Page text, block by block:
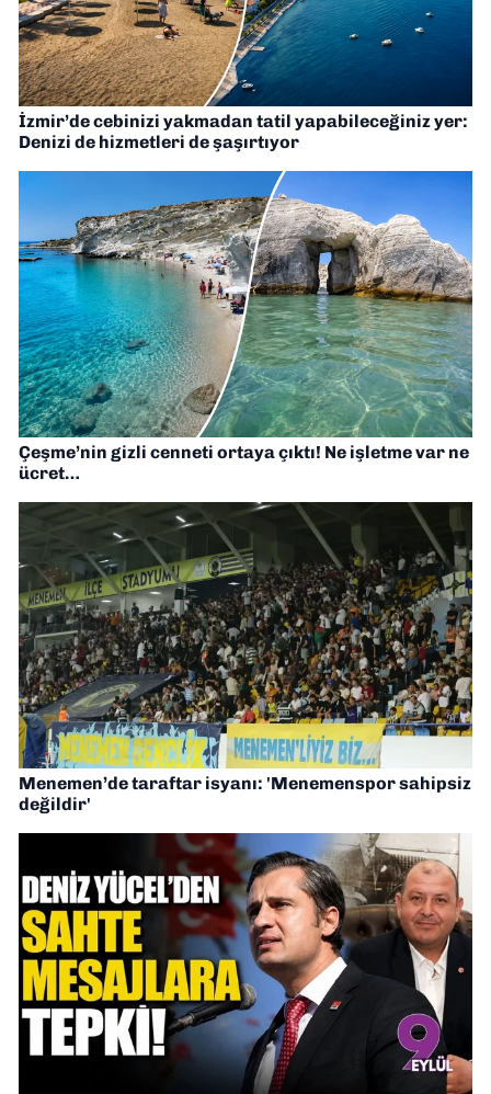
İzmir’de cebinizi yakmadan tatil yapabileceğiniz yer:
Denizi de hizmetleri de şaşırtıyor
Çeşme’nin gizli cenneti ortaya çıktı! Ne işletme var ne
ücret…
Menemen’de taraftar isyanı: 'Menemenspor sahipsiz
değildir'